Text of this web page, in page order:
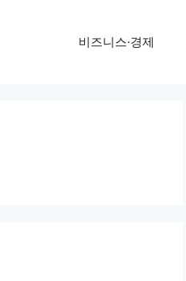
비즈니스·경제